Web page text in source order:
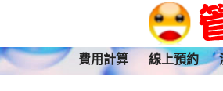
費用計算 線上預約